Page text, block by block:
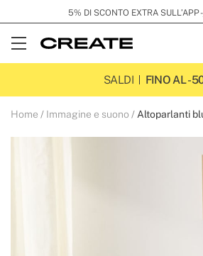
5% DI SCONTO EXTRA SULL’APP -
Open
Menu
SALDI
FINO AL -
Home Immagine e suono Altoparlanti